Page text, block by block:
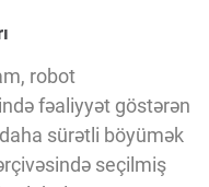
robot
fəaliyyət göstərən
sürətli böyümək
seçilmiş